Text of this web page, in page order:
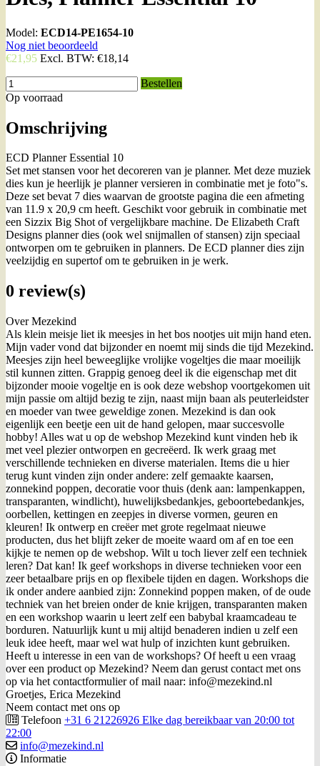
Model: ECD14-PE1654-10
Nog niet beoordeeld
€21,95 Excl. BTW: €18,14
Bestellen
Op voorraad
Omschrijving
ECD Planner Essential 10
Set met stansen voor het decoreren van je planner. Met deze muziek
dies kun je heerlijk je planner versieren in combinatie met je foto"s.
Deze set bevat 7 dies waarvan de grootste pagina die een afmeting
van 11.9 x 20,9 cm heeft. Geschikt voor gebruik in combinatie met
een Sizzix Big Shot of vergelijkbare machine. De Elizabeth Craft
Designs planner dies (ook wel snijmallen of stansen) zijn speciaal
ontworpen om te gebruiken in planners. De ECD planner dies zijn
veelzijdig en supertof om te gebruiken in je werk.
0 review(s)
Over Mezekind
Als klein meisje liet ik meesjes in het bos nootjes uit mijn hand eten.
Mijn vader vond dat bijzonder en noemt mij sinds die tijd Mezekind.
Meesjes zijn heel beweeglijke vrolijke vogeltjes die maar moeilijk
stil kunnen zitten. Grappig genoeg deel ik die eigenschap met dit
bijzonder mooie vogeltje en is ook deze webshop voortgekomen uit
mijn passie om altijd bezig te zijn, naast mijn baan als peuterleidster
en moeder van twee geweldige zonen. Mezekind is dan ook
eigenlijk een beetje een uit de hand gelopen, maar succesvolle
hobby! Alles wat u op de webshop Mezekind kunt vinden heb ik
met veel plezier ontworpen en gecreëerd. Ik werk graag met
verschillende technieken en diverse materialen. Items die u hier
terug kunt vinden zijn onder andere: zelf gemaakte kaarsen,
zonnekind poppen, decoratie voor thuis (denk aan: lampenkappen,
transparanten, windlicht), huwelijksbedankjes, geboortebedankjes,
oorbellen, kettingen en zeepjes in diverse vormen, geuren en
kleuren! Ik ontwerp en creëer met grote regelmaat nieuwe
producten, dus het blijft zeker de moeite waard om af en toe een
kijkje te nemen op de webshop. Wilt u toch liever zelf een techniek
leren? Dat kan! Ik geef workshops in diverse technieken voor een
zeer betaalbare prijs en op flexibele tijden en dagen. Workshops die
ik onder andere aanbied zijn: Zonnekind poppen maken, of de oude
techniek van het breien onder de knie krijgen, transparanten maken
en een workshop waarin u leert zelf een babybal kraamcadeau te
borduren. Natuurlijk kunt u mij altijd benaderen indien u zelf een
leuk idee heeft, maar wel wat hulp of inzichten kunt gebruiken.
Heeft u interesse in een van de workshops? Of heeft u een vraag
over een product op Mezekind? Neem dan gerust contact met ons
op via het contactformulier of mail naar: info@mezekind.nl
Groetjes, Erica Mezekind
Neem contact met ons op
Telefoon +31 6 21226926 Elke dag bereikbaar van 20:00 tot
22:00
info@mezekind.nl
Informatie